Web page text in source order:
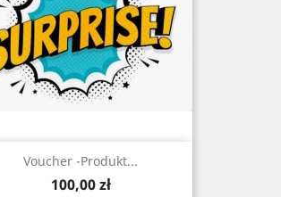
Voucher -Produkt...
Cena
100,00 zł